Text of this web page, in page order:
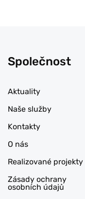
Společnost
Aktuality
Naše služby
Kontakty
O nás
Realizované projekty
Zásady ochrany
osobních údajů